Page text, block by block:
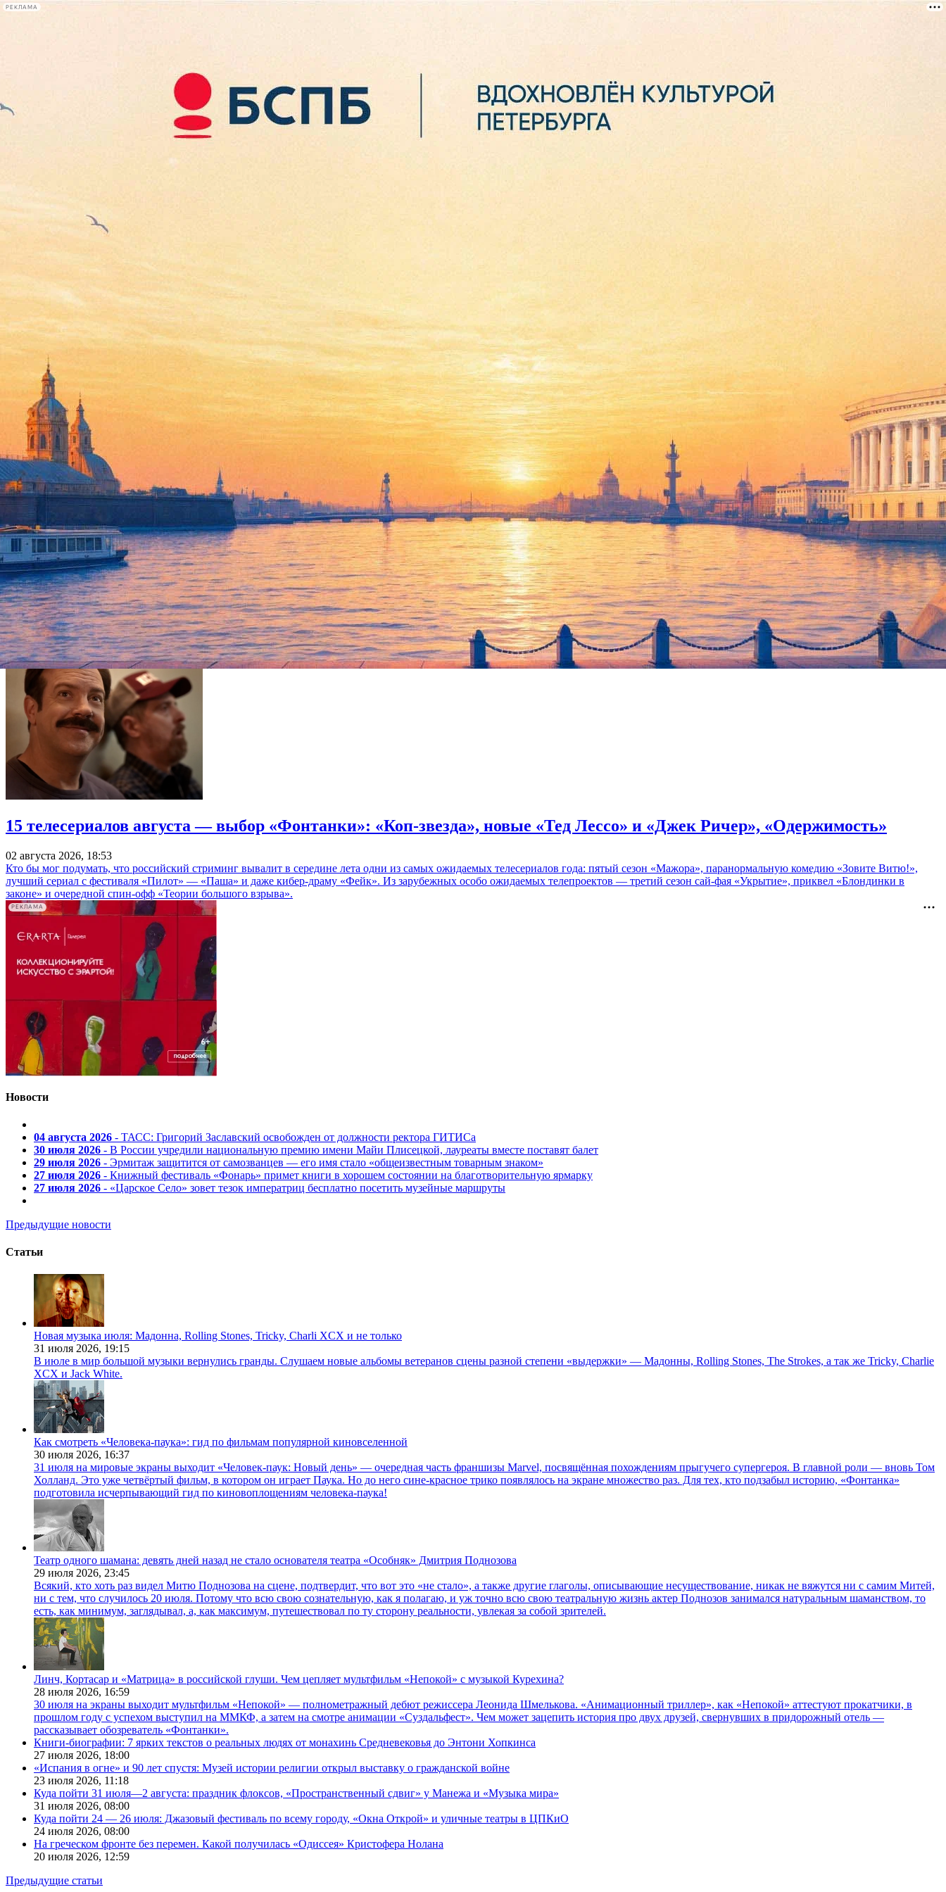
РЕКЛАМА
лекции
книги
Чаплин сыграет Шанель в новой короткометражке
03 июля 2013,
Модельер и креативный директор дома Chanel Карл Лагерфельд снимет новый короткометражный фильм о Коко Шанель, пишет WWD.
Главную героиню в ленте Лагерфельда сыграет Джеральдина Чаплин (дочь Чарли Чаплина). События картины будут разворачиваться в 50-х годах прошлого века — то есть в тот период, когда
французский модный дом Chanel стал набирать популярность в США.
Известно, что в фильме Лагерфельда также снимутся Руперт Эверетт и Даниель Домбаль. Кого именно сыграют эти актеры, не уточняется. Съемки фильма будут проходить в Париже в
середине июля. Предполагается, что они продлятся три дня. Премьера картины должна состояться в Далласе в США в декабре 2013 года.
Ранее Карл Лагерфельд уже снял короткометражный фильм о Коко Шанель, в котором главную роль исполнила Кира Найтли. 18-минутная лента получила название «Однажды» («Once Upon a
Time...»). Ее съемки проходили в Довиле — французском городе, в котором в 1913 году Шанель открыла свой первый бутик. Лента «Однажды» была черно-белой, новый фильм Лагерфельд
снимет в цвете.
Источник:Лента.ру
15 телесериалов августа — выбор «Фонтанки»: «Коп-звезда», новые «Тед Лессо» и «Джек Ричер», «Одержимость»
02 августа 2026, 18:53
Кто бы мог подумать, что российский стриминг вывалит в середине лета одни из самых ожидаемых телесериалов года: пятый сезон «Мажора», паранормальную комедию «Зовите Витю!»,
лучший сериал с фестиваля «Пилот» — «Паша» и даже кибер-драму «Фейк». Из зарубежных особо ожидаемых телепроектов — третий сезон сай-фая «Укрытие», приквел «Блондинки в
законе» и очередной спин-офф «Теории большого взрыва».
РЕКЛАМА
Новости
04 августа 2026 - ТАСС: Григорий Заславский освобожден от должности ректора ГИТИСа
30 июля 2026 - В России учредили национальную премию имени Майи Плисецкой, лауреаты вместе поставят балет
29 июля 2026 - Эрмитаж защитится от самозванцев — его имя стало «общеизвестным товарным знаком»
27 июля 2026 - Книжный фестиваль «Фонарь» примет книги в хорошем состоянии на благотворительную ярмарку
27 июля 2026 - «Царское Село» зовет тезок императриц бесплатно посетить музейные маршруты
Предыдущие новости
Статьи
Новая музыка июля: Мадонна, Rolling Stones, Tricky, Charli XCX и не только
31 июля 2026, 19:15
В июле в мир большой музыки вернулись гранды. Слушаем новые альбомы ветеранов сцены разной степени «выдержки» — Мадонны, Rolling Stones, The Strokes, а так же Tricky, Charlie
XCX и Jack White.
Как смотреть «Человека-паука»: гид по фильмам популярной киновселенной
30 июля 2026, 16:37
31 июля на мировые экраны выходит «Человек-паук: Новый день» — очередная часть франшизы Marvel, посвящённая похождениям прыгучего супергероя. В главной роли — вновь Том
Холланд. Это уже четвёртый фильм, в котором он играет Паука. Но до него сине-красное трико появлялось на экране множество раз. Для тех, кто подзабыл историю, «Фонтанка»
подготовила исчерпывающий гид по киновоплощениям человека-паука!
Театр одного шамана: девять дней назад не стало основателя театра «Особняк» Дмитрия Поднозова
29 июля 2026, 23:45
Всякий, кто хоть раз видел Митю Поднозова на сцене, подтвердит, что вот это «не стало», а также другие глаголы, описывающие несуществование, никак не вяжутся ни с самим Митей,
ни с тем, что случилось 20 июля. Потому что всю свою сознательную, как я полагаю, и уж точно всю свою театральную жизнь актер Поднозов занимался натуральным шаманством, то
есть, как минимум, заглядывал, а, как максимум, путешествовал по ту сторону реальности, увлекая за собой зрителей.
Линч, Кортасар и «Матрица» в российской глуши. Чем цепляет мультфильм «Непокой» с музыкой Курехина?
28 июля 2026, 16:59
30 июля на экраны выходит мультфильм «Непокой» — полнометражный дебют режиссера Леонида Шмелькова. «Анимационный триллер», как «Непокой» аттестуют прокатчики, в
прошлом году с успехом выступил на ММКФ, а затем на смотре анимации «Суздальфест». Чем может зацепить история про двух друзей, свернувших в придорожный отель —
рассказывает обозреватель «Фонтанки».
Книги-биографии: 7 ярких текстов о реальных людях от монахинь Средневековья до Энтони Хопкинса
27 июля 2026, 18:00
«Испания в огне» и 90 лет спустя: Музей истории религии открыл выставку о гражданской войне
23 июля 2026, 11:18
Куда пойти 31 июля—2 августа: праздник флоксов, «Пространственный сдвиг» у Манежа и «Музыка мира»
31 июля 2026, 08:00
Куда пойти 24 — 26 июля: Джазовый фестиваль по всему городу, «Окна Открой» и уличные театры в ЦПКиО
24 июля 2026, 08:00
На греческом фронте без перемен. Какой получилась «Одиссея» Кристофера Нолана
20 июля 2026, 12:59
Предыдущие статьи